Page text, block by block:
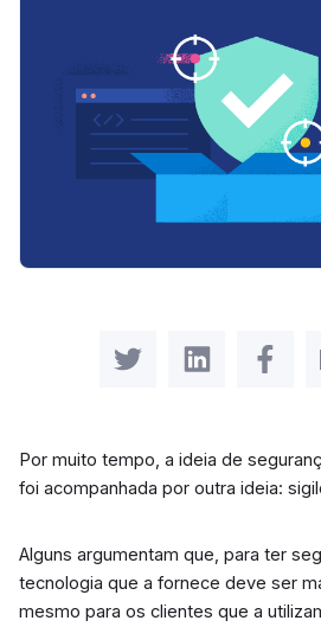
Share on Twitter
Share onShare
Por muito tempo, a ideia de
foi acompanhada por outra ideia:
Alguns argumentam que, para ter
tecnologia que a fornece deve ser
mesmo para os clientes que a